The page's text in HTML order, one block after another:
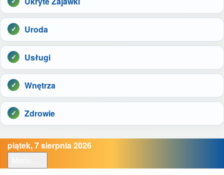
Uroda
Usługi
Wnętrza
Zdrowie
piątek, 7 sierpnia 2026